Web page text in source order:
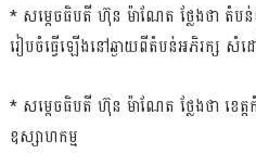
* សម្ដេចធិបតី ហ៊ុន ម៉ាណែត ថ្លែងថា តំបន់
រៀបចំធ្វើឡើងនៅឆ្ងាយពីតំបន់អភិរក្ស សំដៅ
* សម្ដេចធិបតី ហ៊ុន ម៉ាណែត ថ្លែងថា ខេត្
ឧស្សាហកម្ម